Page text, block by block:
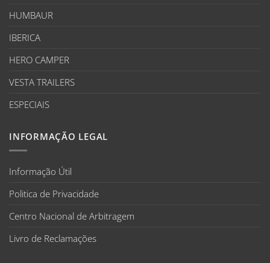
HUMBAUR
IBERICA
HERO CAMPER
VESTA TRAILERS
ESPECIAIS
INFORMAÇÃO LEGAL
Informação Útil
Politica de Privacidade
Centro Nacional de Arbitragem
Livro de Reclamações